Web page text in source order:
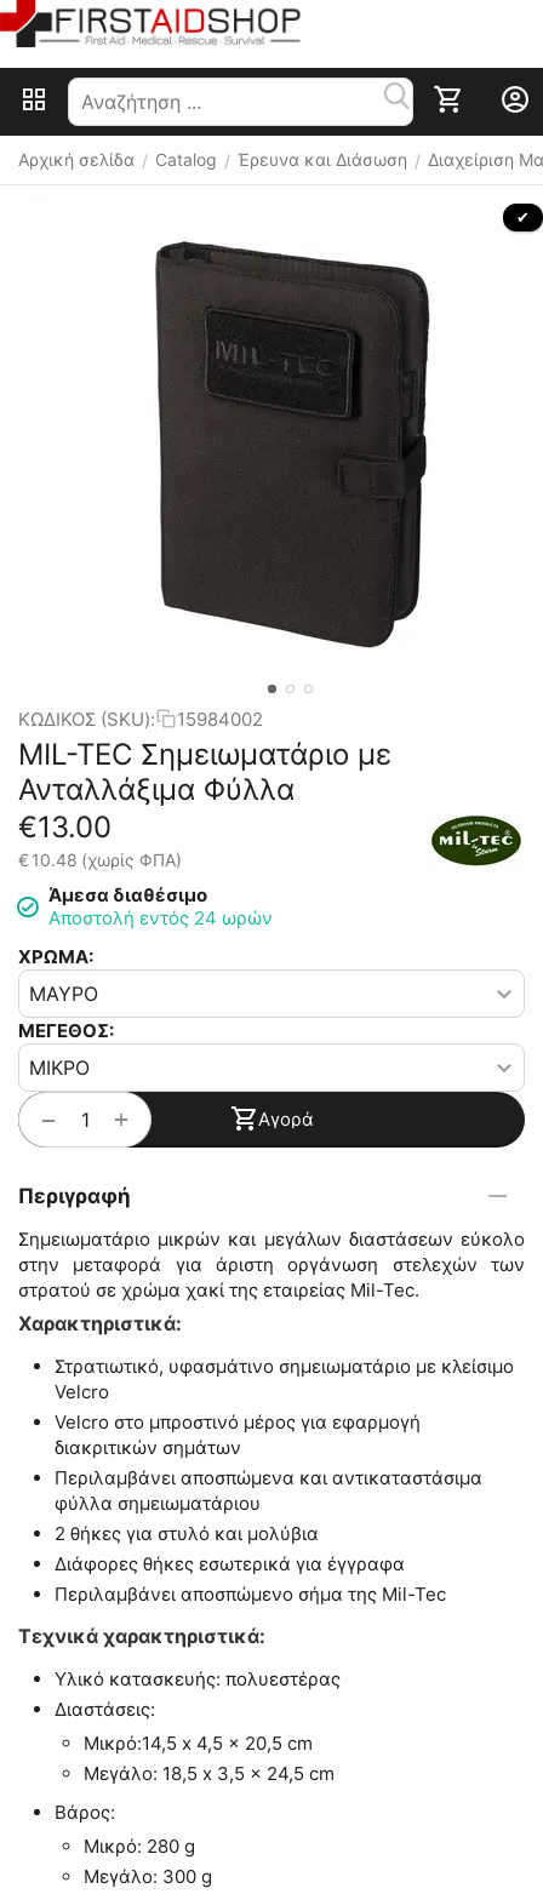
Αρχική σελίδα / Catalog / Έρευνα και Διάσωση / Διαχείριση
✔
ΚΩΔΙΚΟΣ (SKU): 15984002
MIL-TEC Σημειωματάριο με
Ανταλλάξιμα Φύλλα
€13.00
€10.48 (χωρίς ΦΠΑ)
Άμεσα διαθέσιμο
Αποστολή εντός 24 ωρών
ΧΡΩΜΑ:
ΜΕΓΕΘΟΣ:
+
− Αγορά
Περιγραφή
Σημειωματάριο μικρών και μεγάλων διαστάσεων εύκολο
στην μεταφορά για άριστη οργάνωση στελεχών των
στρατού σε χρώμα χακί της εταιρείας Mil-Tec.
Χαρακτηριστικά:
Στρατιωτικό, υφασμάτινο σημειωματάριο με κλείσιμο
Velcro
Velcro στο μπροστινό μέρος για εφαρμογή
διακριτικών σημάτων
Περιλαμβάνει αποσπώμενα και αντικαταστάσιμα
φύλλα σημειωματάριου
2 θήκες για στυλό και μολύβια
Διάφορες θήκες εσωτερικά για έγγραφα
Περιλαμβάνει αποσπώμενο σήμα της Mil-Tec
Τεχνικά χαρακτηριστικά:
Υλικό κατασκευής: πολυεστέρας
Διαστάσεις:
Μικρό:14,5 x 4,5 x 20,5 cm
Μεγάλο: 18,5 x 3,5 x 24,5 cm
Βάρος:
Μικρό: 280 g
Μεγάλο: 300 g